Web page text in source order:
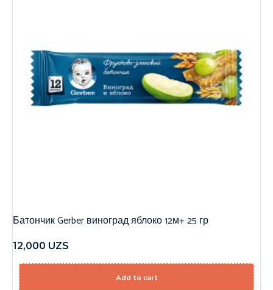
Батончик Gerber виноград яблоко 12м+ 25 гр
12,000 UZS
Add to cart